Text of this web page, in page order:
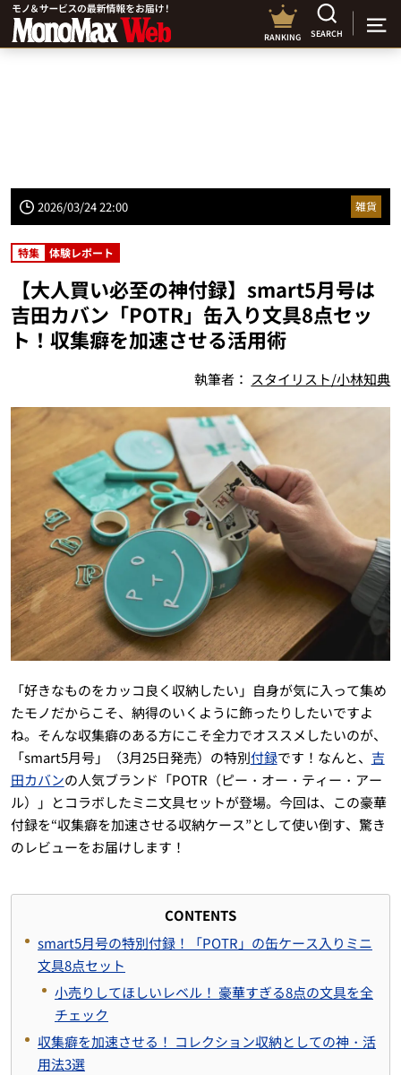
RANKING SEARCH
2026/03/24 22:00 雑貨
特集 体験レポート
【大人買い必至の神付録】smart5月号は
吉田カバン「POTR」缶入り文具8点セッ
ト！収集癖を加速させる活用術
執筆者： スタイリスト/小林知典
「好きなものをカッコ良く収納したい」自身が気に入って集め
たモノだからこそ、納得のいくように飾ったりしたいですよ
ね。そんな収集癖のある方にこそ全力でオススメしたいのが、
「smart5月号」（3月25日発売）の特別付録です！なんと、 吉
田カバンの人気ブランド「POTR（ピー・オー・ティー・アー
ル）」とコラボしたミニ文具セットが登場。今回は、この豪華
付録を“収集癖を加速させる収納ケース”として使い倒す、驚き
のレビューをお届けします！
CONTENTS
smart5月号の特別付録！「POTR」の缶ケース入りミニ
文具8点セット
小売りしてほしいレベル！ 豪華すぎる8点の文具を全
チェック
収集癖を加速させる！ コレクション収納としての神・活
用法3選